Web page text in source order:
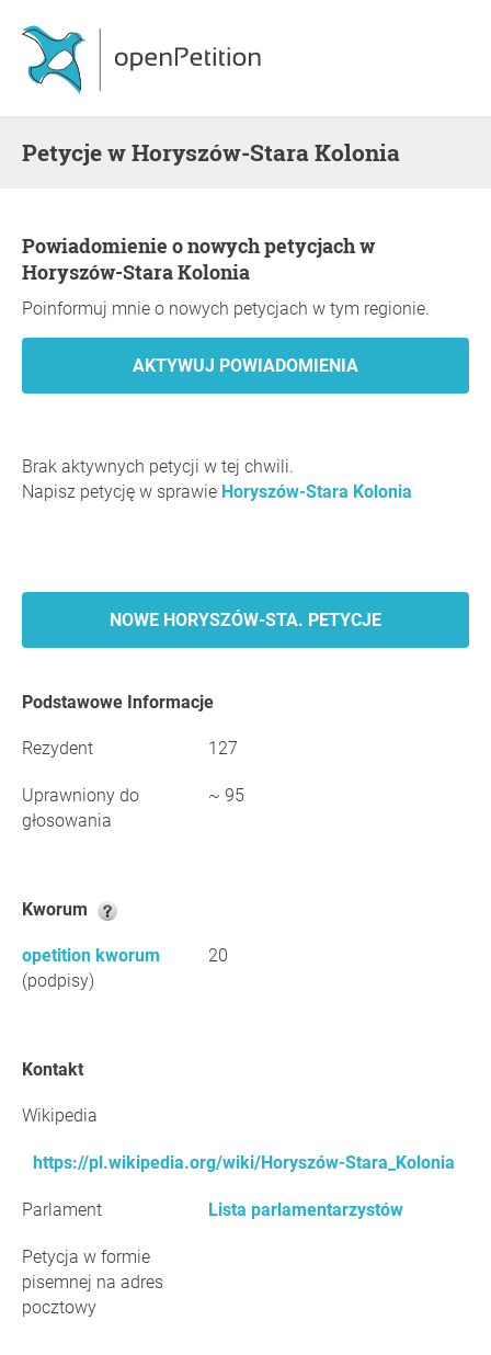
Petycje w Horyszów-Stara Kolonia
Powiadomienie o nowych petycjach w
Horyszów-Stara Kolonia
Poinformuj mnie o nowych petycjach w tym regionie.
Brak aktywnych petycji w tej chwili.
Napisz petycję w sprawie Horyszów-Stara Kolonia
NOWE HORYSZÓW-STA. PETYCJE
Podstawowe Informacje
Rezydent 127
Uprawniony do
głosowania
~ 95
Kworum
opetition kworum
(podpisy)
20
Kontakt
Wikipedia
https://pl.wikipedia.org/wiki/Horyszów-Stara_Kolonia
Parlament Lista parlamentarzystów
Petycja w formie
pisemnej na adres
pocztowy